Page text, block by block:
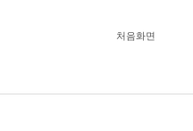
처음화면